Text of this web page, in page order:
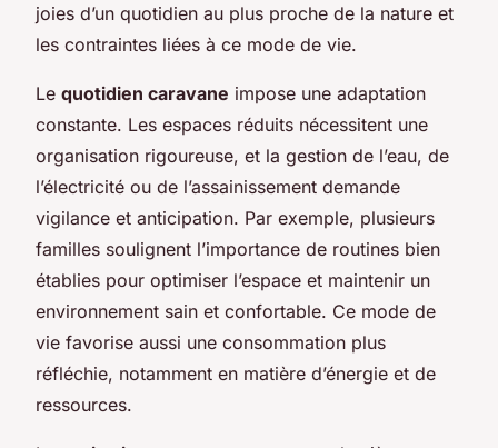
joies d’un quotidien au plus proche de la nature et
les contraintes liées à ce mode de vie.
Le quotidien caravane impose une adaptation
constante. Les espaces réduits nécessitent une
organisation rigoureuse, et la gestion de l’eau, de
l’électricité ou de l’assainissement demande
vigilance et anticipation. Par exemple, plusieurs
familles soulignent l’importance de routines bien
établies pour optimiser l’espace et maintenir un
environnement sain et confortable. Ce mode de
vie favorise aussi une consommation plus
réfléchie, notamment en matière d’énergie et de
ressources.